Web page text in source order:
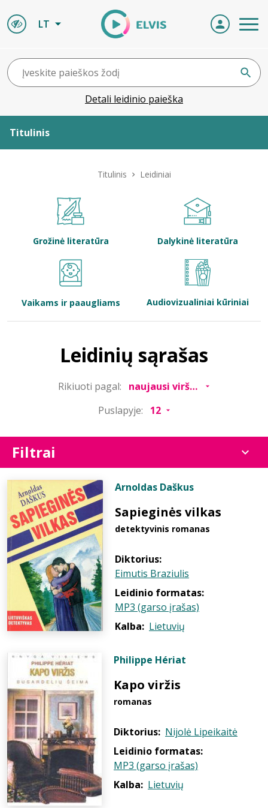
LT
Detali leidinio paieška
Titulinis
Bibliotekoms
Titulinis Leidiniai
Grožinė literatūra Dalykinė literatūra
Vaikams ir paaugliams Audiovizualiniai kūriniai
Leidinių sąrašas
Rikiuoti pagal:
Puslapyje:
Filtrai
Arnoldas Daškus
Sapieginės vilkas
detektyvinis romanas
Diktorius:
Eimutis Braziulis
Leidinio formatas:
MP3 (garso įrašas)
Kalba: Lietuvių
Philippe Hériat
Kapo viržis
romanas
Diktorius: Nijolė Lipeikaitė
Leidinio formatas:
MP3 (garso įrašas)
Kalba: Lietuvių